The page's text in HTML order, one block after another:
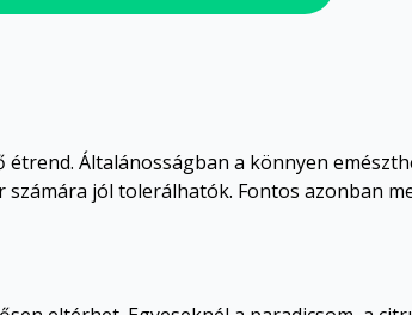
Általánosságban a könnyen
jól tolerálhatók. Fontos azonban